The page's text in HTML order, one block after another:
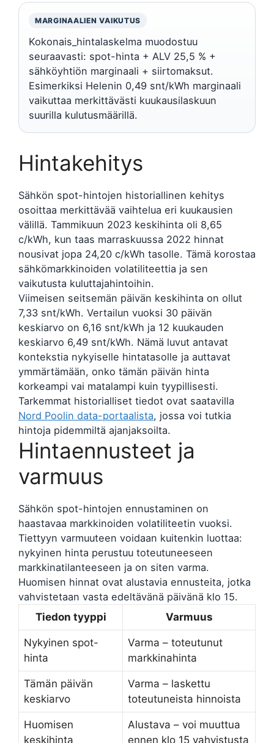
MARGINAALIEN VAIKUTUS
Kokonais_hintalaskelma muodostuu
seuraavasti: spot-hinta + ALV 25,5 % +
sähköyhtiön marginaali + siirtomaksut.
Esimerkiksi Helenin 0,49 snt/kWh marginaali
vaikuttaa merkittävästi kuukausilaskuun
suurilla kulutusmäärillä.
Hintakehitys
Sähkön spot-hintojen historiallinen kehitys
osoittaa merkittävää vaihtelua eri kuukausien
välillä. Tammikuun 2023 keskihinta oli 8,65
c/kWh, kun taas marraskuussa 2022 hinnat
nousivat jopa 24,20 c/kWh tasolle. Tämä korostaa
sähkömarkkinoiden volatiliteettia ja sen
vaikutusta kuluttajahintoihin.
Viimeisen seitsemän päivän keskihinta on ollut
7,33 snt/kWh. Vertailun vuoksi 30 päivän
keskiarvo on 6,16 snt/kWh ja 12 kuukauden
keskiarvo 6,49 snt/kWh. Nämä luvut antavat
kontekstia nykyiselle hintatasolle ja auttavat
ymmärtämään, onko tämän päivän hinta
korkeampi vai matalampi kuin tyypillisesti.
Tarkemmat historialliset tiedot ovat saatavilla
Nord Poolin data-portaalista, jossa voi tutkia
hintoja pidemmiltä ajanjaksoilta.
Hintaennusteet ja
varmuus
Sähkön spot-hintojen ennustaminen on
haastavaa markkinoiden volatiliteetin vuoksi.
Tiettyyn varmuuteen voidaan kuitenkin luottaa:
nykyinen hinta perustuu toteutuneeseen
markkinatilanteeseen ja on siten varma.
Huomisen hinnat ovat alustavia ennusteita, jotka
vahvistetaan vasta edeltävänä päivänä klo 15.
Tiedon tyyppi
Varmuus
Nykyinen spot-
hinta
Varma – toteutunut
markkinahinta
Tämän päivän
keskiarvo
Varma – laskettu
toteutuneista hinnoista
Huomisen
keskihinta
Alustava – voi muuttua
ennen klo 15 vahvistusta